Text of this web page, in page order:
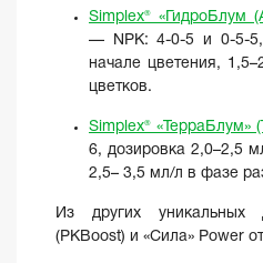
Simplex® «ГидроБлум
— NPK: 4-0-5 и 0-5-
начале цветения,
цветков.
Simplex® «ТерраБлум»
6, дозировка 2,0–2,5
2,5– 3,5 мл/л в фазе
Из других уникальных
(PKBoost) и «Сила» Power